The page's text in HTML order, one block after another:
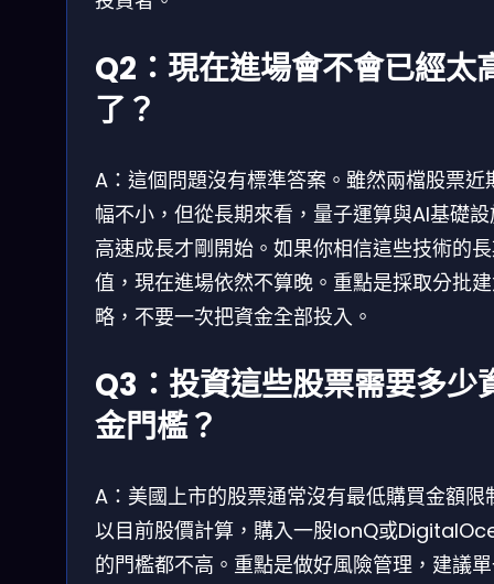
Q2：現在進場會不會已經太
了？
A：這個問題沒有標準答案。雖然兩檔股票近
幅不小，但從長期來看，量子運算與AI基礎
高速成長才剛開始。如果你相信這些技術的
值，現在進場依然不算晚。重點是採取分批
略，不要一次把資金全部投入。
Q3：投資這些股票需要多少
金門檻？
A：美國上市的股票通常沒有最低購買金額限
以目前股價計算，購入一股IonQ或
的門檻都不高。重點是做好風險管理，建議